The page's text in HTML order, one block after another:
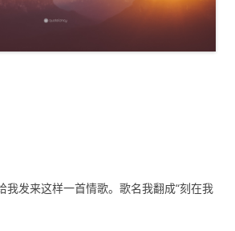
我发来这样一首情歌。歌名我翻成“刻在我